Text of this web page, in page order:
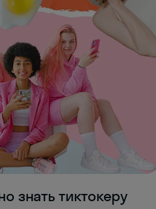
знать тиктокеру